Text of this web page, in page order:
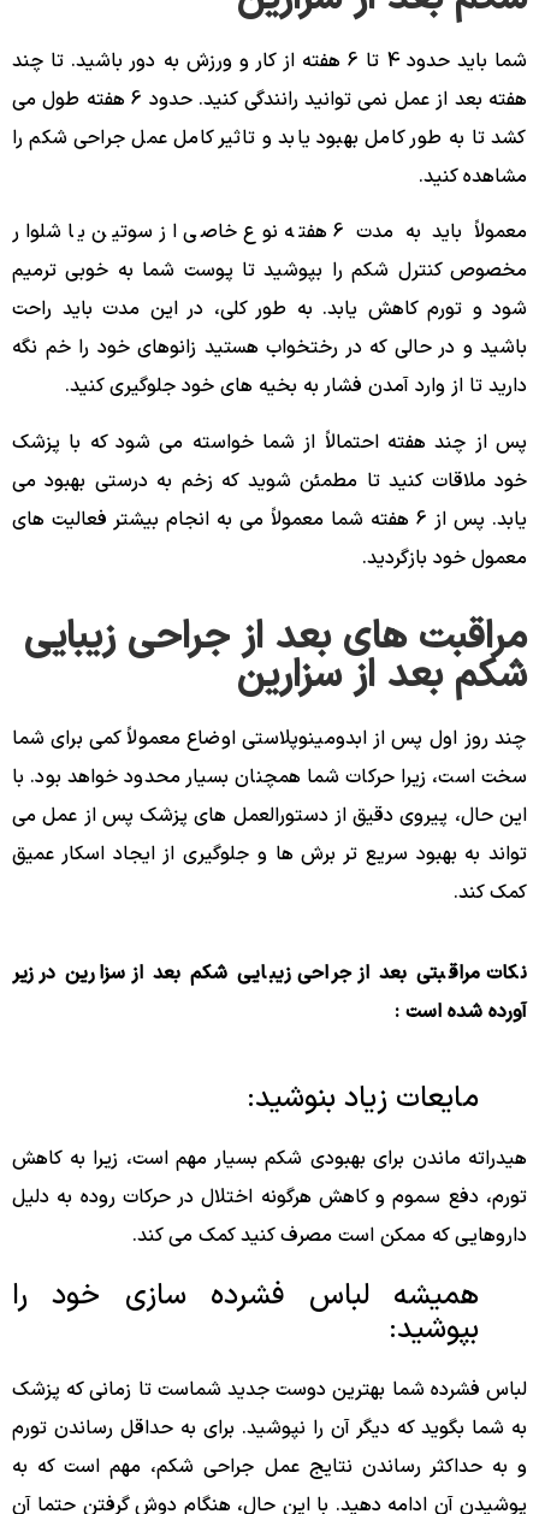
شما باید حدود 4 تا 6 هفته از کار و ورزش به دور باشید. تا چند
هفته بعد از عمل نمی توانید رانندگی کنید. حدود 6 هفته طول می
کشد تا به طور کامل بهبود یابد و تاثیر کامل عمل جراحی شکم را
مشاهده کنید.
معمولاً باید به مدت 6 هفته نوع خاصی از سوتین یا شلوار
مخصوص کنترل شکم را بپوشید تا پوست شما به خوبی ترمیم
شود و تورم کاهش یابد. به طور کلی، در این مدت باید راحت
باشید و در حالی که در رختخواب هستید زانوهای خود را خم نگه
دارید تا از وارد آمدن فشار به بخیه های خود جلوگیری کنید.
پس از چند هفته احتمالاً از شما خواسته می شود که با پزشک
خود ملاقات کنید تا مطمئن شوید که زخم به درستی بهبود می
یابد. پس از 6 هفته شما معمولاً می به انجام بیشتر فعالیت های
معمول خود بازگردید.
مراقبت های بعد از جراحی زیبایی
شکم بعد از سزارین
چند روز اول پس از ابدومینوپلاستی اوضاع معمولاً کمی برای شما
سخت است، زیرا حرکات شما همچنان بسیار محدود خواهد بود. با
این حال، پیروی دقیق از دستورالعمل‌ های پزشک پس از عمل می
‌تواند به بهبود سریع ‌تر برش‌ ها و جلوگیری از ایجاد اسکار عمیق
کمک کند.
نکات مراقبتی بعد از جراحی زیبایی شکم بعد از سزارین در زیر
آورده شده است :
مایعات زیاد بنوشید:
هیدراته ماندن برای بهبودی شکم بسیار مهم است، زیرا به کاهش
تورم، دفع سموم و کاهش هرگونه اختلال در حرکات روده به دلیل
داروهایی که ممکن است مصرف کنید کمک می کند.
همیشه لباس فشرده سازی خود را
بپوشید:
لباس فشرده شما بهترین دوست جدید شماست تا زمانی که پزشک
به شما بگوید که دیگر آن را نپوشید. برای به حداقل رساندن تورم
و به حداکثر رساندن نتایج عمل جراحی شکم، مهم است که به
پوشیدن آن ادامه دهید. با این حال، هنگام دوش گرفتن حتما آن